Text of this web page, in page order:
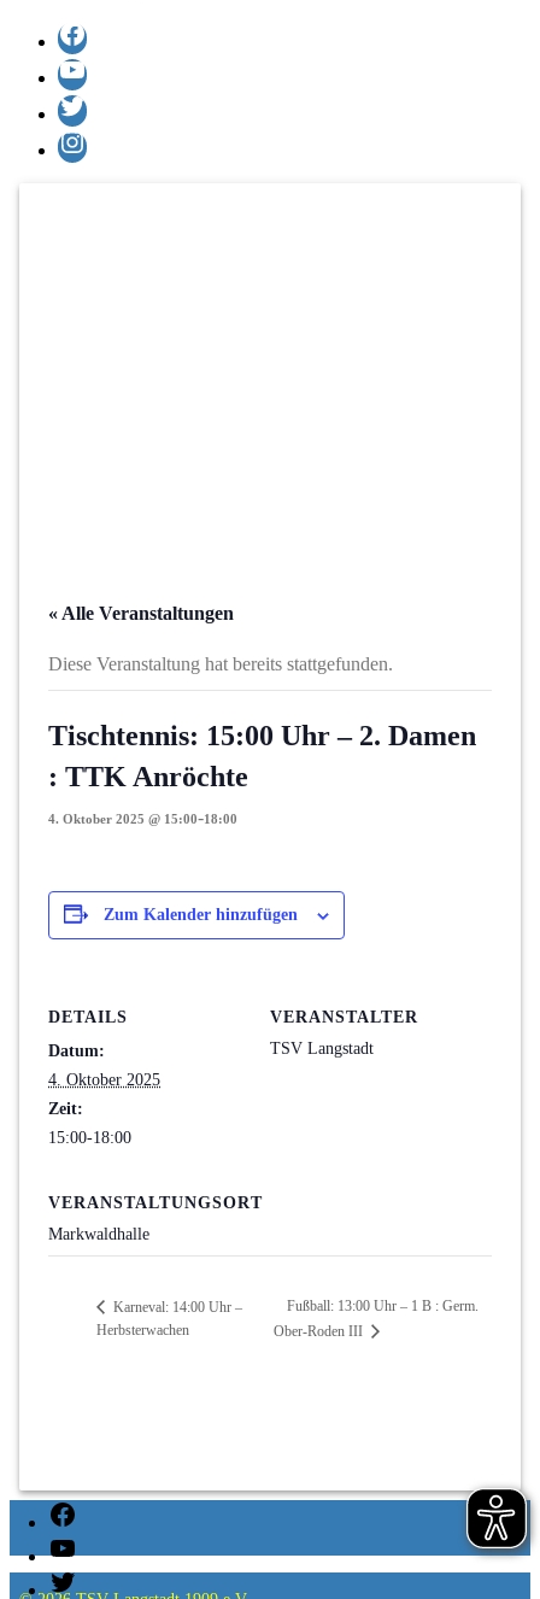
Facebook
YouTube
Twitter
Instagram
« Alle Veranstaltungen
Diese Veranstaltung hat bereits stattgefunden.
Tischtennis: 15:00 Uhr – 2. Damen
: TTK Anröchte
4. Oktober 2025 @ 15:00-18:00
Zum Kalender hinzufügen
DETAILS
Datum:
4. Oktober 2025
Zeit:
15:00-18:00
VERANSTALTER
TSV Langstadt
VERANSTALTUNGSORT
Markwaldhalle
Karneval: 14:00 Uhr –
Herbsterwachen
Fußball: 13:00 Uhr – 1 B : Germ.
Ober-Roden III
Facebook
YouTube
Twitter